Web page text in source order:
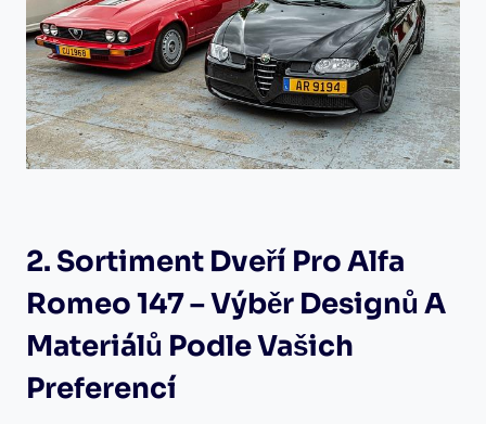
2. Sortiment Dveří Pro Alfa
Romeo 147 – Výběr Designů A
Materiálů Podle Vašich
Preferencí